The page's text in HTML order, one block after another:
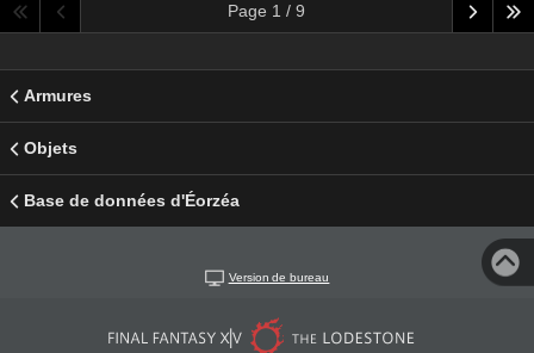
Page 1 / 9
Armures
Objets
Base de données d'Éorzéa
Version de bureau